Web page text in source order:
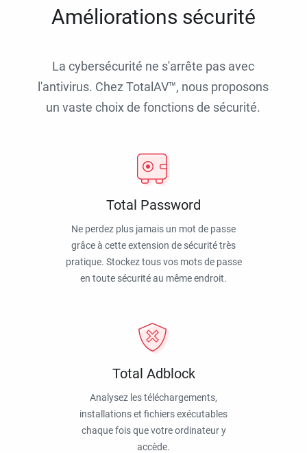
Améliorations sécurité
La cybersécurité ne s'arrête pas avec
l'antivirus. Chez TotalAV™, nous proposons
un vaste choix de fonctions de sécurité.
Total Password
Ne perdez plus jamais un mot de passe
grâce à cette extension de sécurité très
pratique. Stockez tous vos mots de passe
en toute sécurité au même endroit.
Total Adblock
Analysez les téléchargements,
installations et fichiers exécutables
chaque fois que votre ordinateur y
accède.